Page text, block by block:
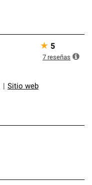
Sitio web
★ 5
7 reseñas